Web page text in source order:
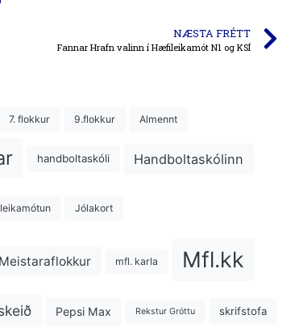
NÆSTA FRÉTT
Fannar Hrafn valinn í Hæfileikamót N1 og KSÍ
7. flokkur 9.flokkur Almennt
handboltaskóli Handboltaskólinn
Jólakort
Meistaraflokkur mfl. karla Mfl.kk
Pepsi Max Rekstur Gróttu skrifstofa